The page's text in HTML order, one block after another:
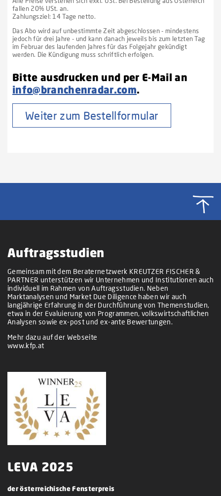
fallen 20% USt. an.
Zahlungsziel: 14 Tage netto.
Das Abo wird auf unbestimmte Zeit abgeschlossen - mindestens
jedoch für drei Jahre - und kann danach jeweils bis zum letzten Tag
im Februar des laufenden Jahres für das Folgejahr gekündigt
werden. Die Kündigung muss schriftlich erfolgen.
Bitte ausdrucken und per E-Mail an
info@branchenradar.com.
Weiter zum Bestellformular
Auftragsstudien
Gemeinsam mit dem Beraternetzwerk KREUTZER FISCHER &
PARTNER unterstützen wir Unternehmen und Institutionen auch
individuell im Rahmen von Auftragsstudien. Neben
Marktanalysen und Market Due Diligence haben wir auch
langjährige Erfahrung in der Durchführung von Themenstudien,
etwa in der Evaluierung von Programmen, volkswirtschaftlichen
Analysen sowie ex-post und ex-ante Bewertungen.
Mehr dazu auf der Webseite
www.kfp.at
LEVA 2025
der österreichische Fensterpreis